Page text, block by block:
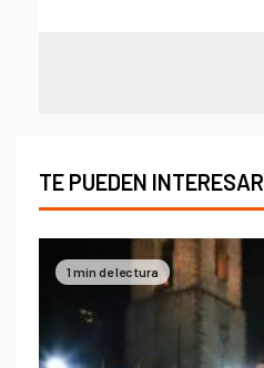
TE PUEDEN INTERESAR
1 min de lectura